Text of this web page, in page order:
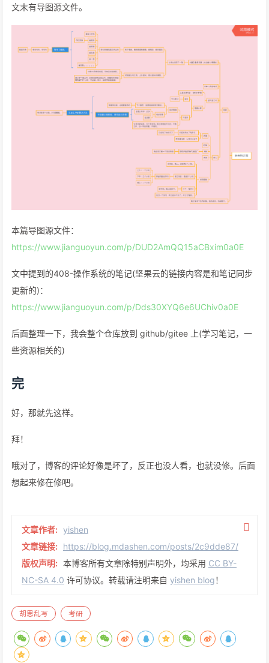
文末有导图源文件。
本篇导图源文件：
https://www.jianguoyun.com/p/DUD2AmQQ15aCBxim0a0E
文中提到的408-操作系统的笔记(坚果云的链接内容是和笔记同步
更新的)：
https://www.jianguoyun.com/p/Dds30XYQ6e6UChiv0a0E
后面整理一下，我会整个仓库放到 github/gitee 上(学习笔记，一
些资源相关的)
完
好，那就先这样。
拜！
哦对了，博客的评论好像是坏了，反正也没人看，也就没修。后面
想起来修在修吧。
文章作者: yishen
文章链接: https://blog.mdashen.com/posts/2c9dde87/
版权声明: 本博客所有文章除特别声明外，均采用 CC BY-
NC-SA 4.0 许可协议。转载请注明来自 yishen blog！
胡思乱写 考研